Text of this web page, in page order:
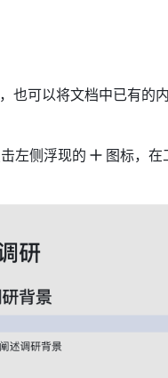
可以将文档中已有的
左侧浮现的
图标，在